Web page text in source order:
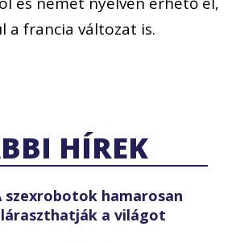
a francia változat is.
HÍREK
szexrobotok hamarosan
a világot